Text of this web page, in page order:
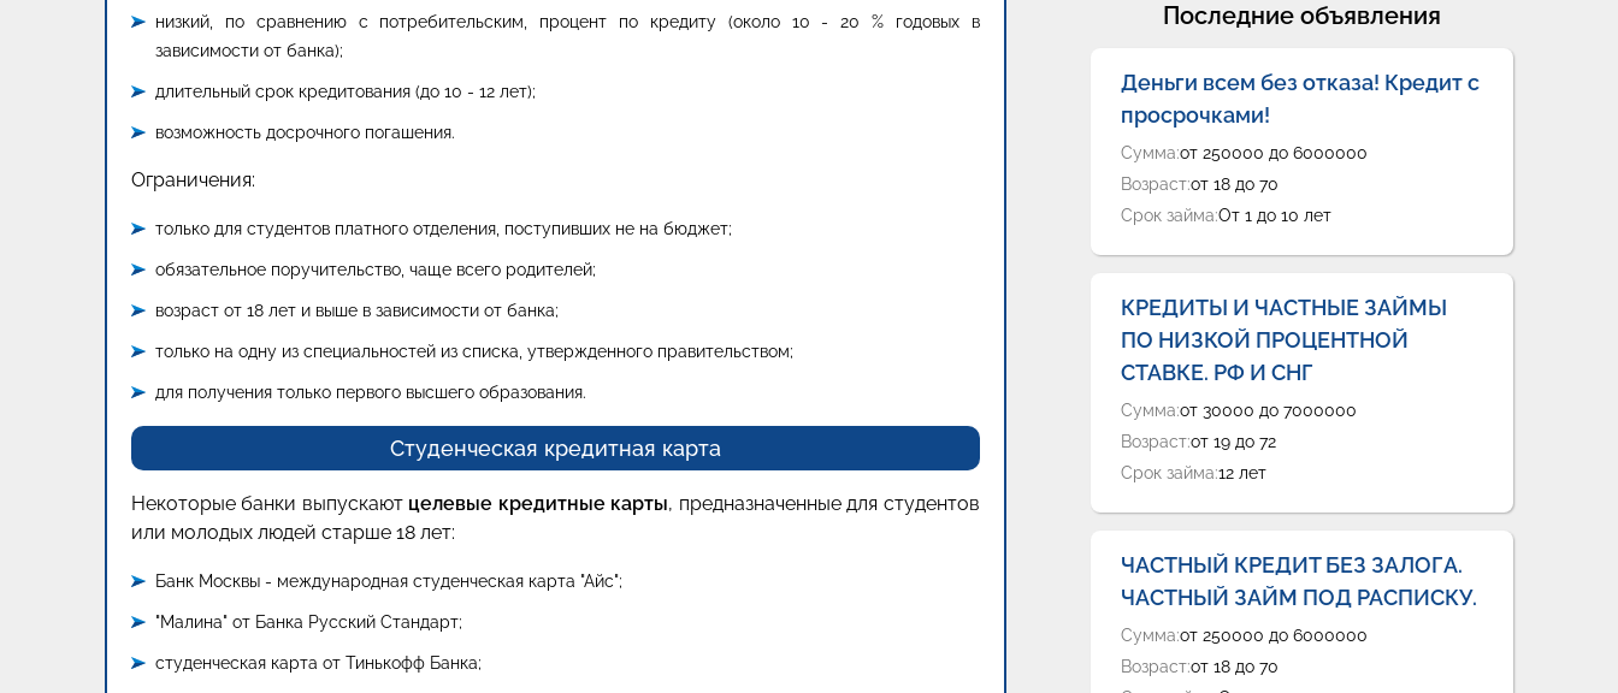
низкий, по сравнению с потребительским, процент по кредиту (около 10 - 20 % годовых в
зависимости от банка);
длительный срок кредитования (до 10 - 12 лет);
возможность досрочного погашения.
Ограничения:
только для студентов платного отделения, поступивших не на бюджет;
обязательное поручительство, чаще всего родителей;
возраст от 18 лет и выше в зависимости от банка;
только на одну из специальностей из списка, утвержденного правительством;
для получения только первого высшего образования.
Студенческая кредитная карта
Некоторые банки выпускают целевые кредитные карты, предназначенные для студентов
или молодых людей старше 18 лет:
Банк Москвы - международная студенческая карта "Айс";
"Малина" от Банка Русский Стандарт;
студенческая карта от Тинькофф Банка;
Последние объявления
Деньги всем без отказа! Кредит с
просрочками!
Сумма:от 250000 до 6000000
Возраст:от 18 до 70
Срок займа:От 1 до 10 лет
КРЕДИТЫ И ЧАСТНЫЕ ЗАЙМЫ
ПО НИЗКОЙ ПРОЦЕНТНОЙ
СТАВКЕ. РФ И СНГ
Сумма:от 30000 до 7000000
Возраст:от 19 до 72
Срок займа:12 лет
ЧАСТНЫЙ КРЕДИТ БЕЗ ЗАЛОГА.
ЧАСТНЫЙ ЗАЙМ ПОД РАСПИСКУ.
Сумма:от 250000 до 6000000
Возраст:от 18 до 70